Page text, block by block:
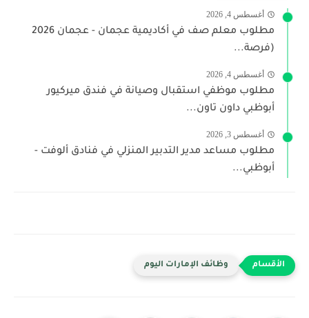
أغسطس 4, 2026
مطلوب معلم صف في أكاديمية عجمان - عجمان 2026
(فرصة...
أغسطس 4, 2026
مطلوب موظفي استقبال وصيانة في فندق ميركيور
أبوظبي داون تاون...
أغسطس 3, 2026
مطلوب مساعد مدير التدبير المنزلي في فنادق ألوفت -
أبوظبي...
وظائف الإمارات اليوم